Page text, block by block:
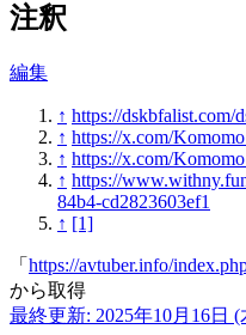
注釈
編集
↑ https://dskbfalist.com/
↑ https://x.com/
↑ https://x.com/
↑ https://
84b4-cd2823603ef1
↑ [1]
「 https://avtuber.info/
から取得
最終更新: 2025年10月16日 (